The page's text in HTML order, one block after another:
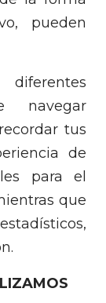
pueden
navegar
tus
de
para el
que